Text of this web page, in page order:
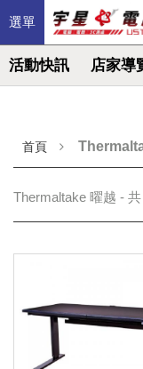
選單
活動快訊 店家導
首頁
Thermaltake 曜越 -